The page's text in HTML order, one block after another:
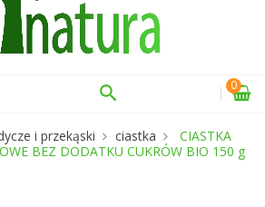
0
i przekąski ciastka
CIASTKA
BEZ DODATKU CUKRÓW BIO 150 g